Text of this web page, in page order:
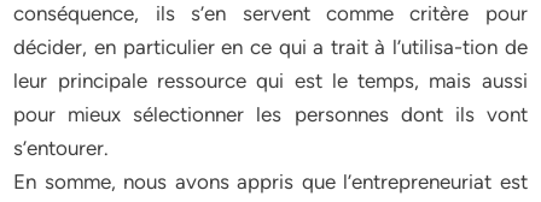
conséquence, ils s’en servent comme critère pour
décider, en particulier en ce qui a trait à l’utilisa-tion de
leur principale ressource qui est le temps, mais aussi
pour mieux sélectionner les personnes dont ils vont
s’entourer.
En somme, nous avons appris que l’entrepreneuriat est